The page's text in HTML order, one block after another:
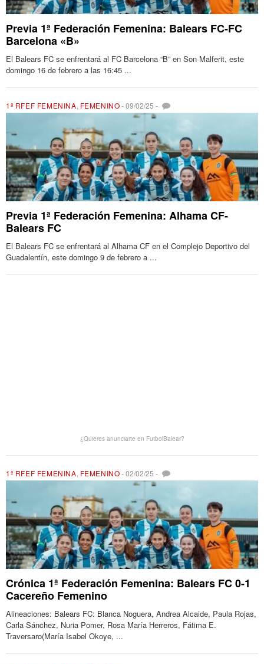
Previa 1ª Federación Femenina: Balears FC-FC
Barcelona «B»
El Balears FC se enfrentará al FC Barcelona “B” en Son Malferit, este
domingo 16 de febrero a las 16:45 ...
1ª RFEF FEMENINA, FEMENINO-09/02/25 -
Previa 1ª Federación Femenina: Alhama CF-
Balears FC
El Balears FC se enfrentará al Alhama CF en el Complejo Deportivo del
Guadalentín, este domingo 9 de febrero a ...
¿Quieres anunciarte en FutbolBalear?
1ª RFEF FEMENINA, FEMENINO-02/02/25 -
Crónica 1ª Federación Femenina: Balears FC 0-1
Cacereño Femenino
Alineaciones: Balears FC: Blanca Noguera, Andrea Alcaide, Paula Rojas,
Carla Sánchez, Nuria Pomer, Rosa María Herreros, Fátima E.
Traversaro(María Isabel Okoye, ...